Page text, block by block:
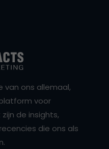
van ons allemaal,
voor
de insights,
die ons als